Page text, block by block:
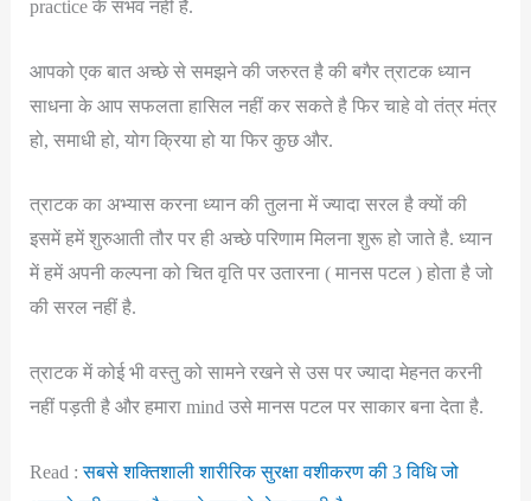
practice के संभव नहीं है.
आपको एक बात अच्छे से समझने की जरुरत है की बगैर त्राटक ध्यान
साधना के आप सफलता हासिल नहीं कर सकते है फिर चाहे वो तंत्र मंत्र
हो, समाधी हो, योग क्रिया हो या फिर कुछ और.
त्राटक का अभ्यास करना ध्यान की तुलना में ज्यादा सरल है क्यों की
इसमें हमें शुरुआती तौर पर ही अच्छे परिणाम मिलना शुरू हो जाते है. ध्यान
में हमें अपनी कल्पना को चित वृति पर उतारना ( मानस पटल ) होता है जो
की सरल नहीं है.
त्राटक में कोई भी वस्तु को सामने रखने से उस पर ज्यादा मेहनत करनी
नहीं पड़ती है और हमारा mind उसे मानस पटल पर साकार बना देता है.
Read :सबसे शक्तिशाली शारीरिक सुरक्षा वशीकरण की 3 विधि जो